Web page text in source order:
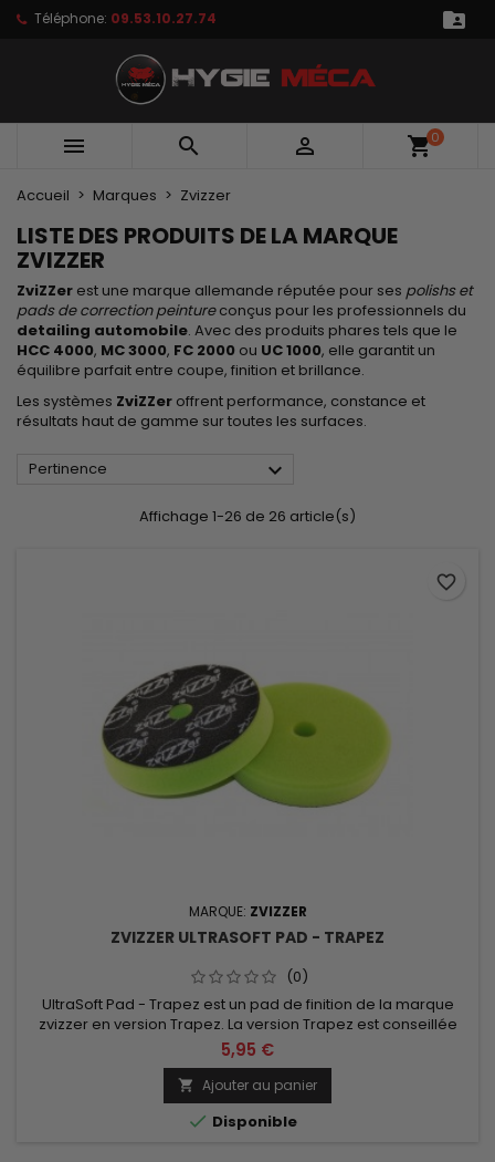
Téléphone: 09.53.10.27.74 
   shopping_cart0
Accueil Marques Zvizzer
LISTE DES PRODUITS DE LA MARQUE
ZVIZZER
ZviZZer est une marque allemande réputée pour ses polishs et
pads de correction peintureconçus pour les professionnels du
detailing automobile. Avec des produits phares tels que le
HCC 4000, MC 3000, FC 2000 ou UC 1000, elle garantit un
équilibre parfait entre coupe, finition et brillance.
Les systèmes ZviZZer offrent performance, constance et
résultats haut de gamme sur toutes les surfaces.
Pertinence 
Affichage 1-26 de 26 article(s)
MARQUE: ZVIZZER
ZVIZZER ULTRASOFT PAD - TRAPEZ
(0)
UltraSoft Pad - Trapez est un pad de finition de la marque
zvizzer en version Trapez. La version Trapez est conseillée
pour les machines de type orbitale (peut être aussi
employés avec une machine de type rotative) Diamètre de
35/55, 55/70 ou 80/95 au choix.
5,95 €
 Ajouter au panier
 Disponible
favorite_border
×
Créer une nouvelle liste
×
((confirmMessage))
×
Nom de la liste de favoris
×
Vous devez être connecté pour ajouter des produits
à votre liste de favoris.